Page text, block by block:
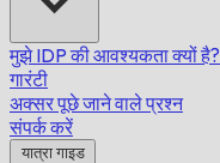
मुझे IDP की आवश्यकता क्यों है?
गारंटी
अक्सर पूछे जाने वाले प्रश्न
संपर्क करें
यात्रा गाइड